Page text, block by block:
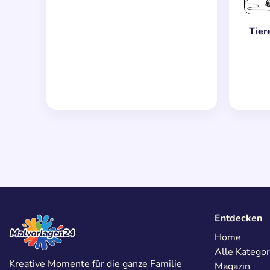
Kreative Momente für die ganze Familie
Entdecken
Home
Alle
Magazin